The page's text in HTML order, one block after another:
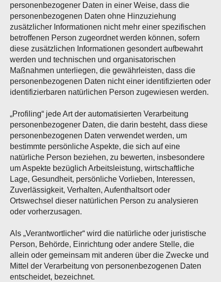
personenbezogener Daten in einer Weise, dass die
personenbezogenen Daten ohne Hinzuziehung
zusätzlicher Informationen nicht mehr einer spezifischen
betroffenen Person zugeordnet werden können, sofern
diese zusätzlichen Informationen gesondert aufbewahrt
werden und technischen und organisatorischen
Maßnahmen unterliegen, die gewährleisten, dass die
personenbezogenen Daten nicht einer identifizierten oder
identifizierbaren natürlichen Person zugewiesen werden.
„Profiling“ jede Art der automatisierten Verarbeitung
personenbezogener Daten, die darin besteht, dass diese
personenbezogenen Daten verwendet werden, um
bestimmte persönliche Aspekte, die sich auf eine
natürliche Person beziehen, zu bewerten, insbesondere
um Aspekte bezüglich Arbeitsleistung, wirtschaftliche
Lage, Gesundheit, persönliche Vorlieben, Interessen,
Zuverlässigkeit, Verhalten, Aufenthaltsort oder
Ortswechsel dieser natürlichen Person zu analysieren
oder vorherzusagen.
Als „Verantwortlicher“ wird die natürliche oder juristische
Person, Behörde, Einrichtung oder andere Stelle, die
allein oder gemeinsam mit anderen über die Zwecke und
Mittel der Verarbeitung von personenbezogenen Daten
entscheidet, bezeichnet.